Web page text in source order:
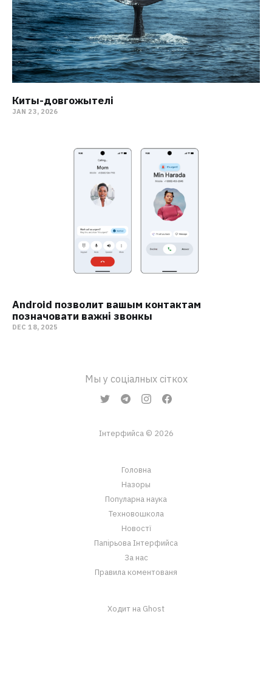
Киты-довгожытелі
JAN 23, 2026
Android позволит вашым контактам
позначовати важні звонкы
DEC 18, 2025
Мы у соціалных сіткох
Інтерфийса © 2026
Головна
Назоры
Популарна наука
Техновошкола
Новостї
Папірьова Інтерфийса
За нас
Правила коментованя
Ходит на Ghost